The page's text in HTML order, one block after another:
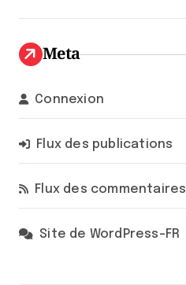
Meta
Connexion
Flux des publications
Flux des commentaires
Site de WordPress-FR